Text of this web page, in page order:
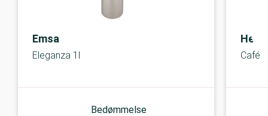
Emsa
Eleganza 1l
Bedømmelse
Café